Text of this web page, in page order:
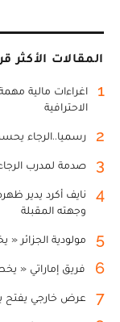
المقالات الأكثر
1
اغراءات مالية
الاحترافية
2 رسميا..الرجاء
3 صدمة لمدرب
4
نايف أكرد يدير
وجهته المقبلة
5 مولودية الجزائر
6 فريق إماراتي «
7 عرض خارجي يفتح